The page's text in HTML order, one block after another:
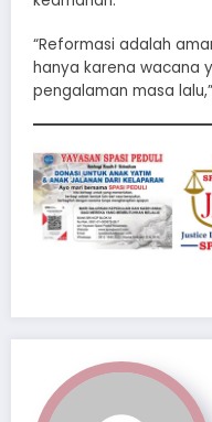
“Reformasi adalah
hanya karena wacana
pengalaman masa